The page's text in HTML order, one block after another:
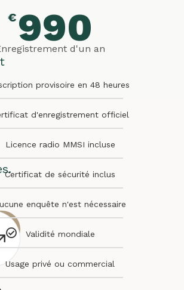
€ 990
d'un an
provisoire en 48 heures
d'enregistrement officiel
Licence radio MMSI incluse
Certificat de sécurité inclus
enquête n'est nécessaire
Validité mondiale
Usage privé ou commercial